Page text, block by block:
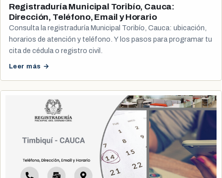
Registraduría Municipal Toribío, Cauca:
Dirección, Teléfono, Email y Horario
Consulta la registraduría Municipal Toribío, Cauca: ubicación,
horarios de atención y teléfono. Y los pasos para programar tu
cita de cédula o registro civil.
Leer más →